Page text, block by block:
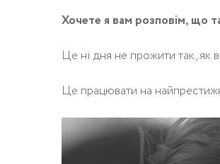
Хочете я вам розповім, що
Це ні дня не прожити так, як
Це працювати на